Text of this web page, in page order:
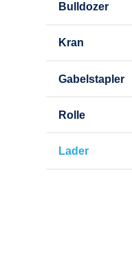
Bulldozer
Kran
Gabelstapler
Rolle
Lader